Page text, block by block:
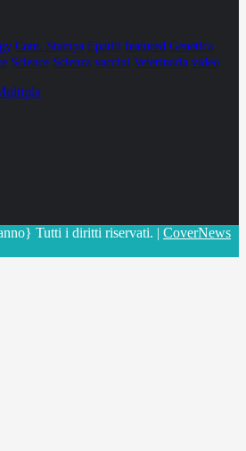
Com. Stampa Epatiti featured Genetica
Science Scienza vaccini Veterinaria video
Tutti i diritti riservati. | CoverNews